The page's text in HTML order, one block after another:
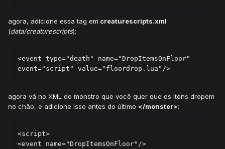
agora, adicione essa tag em creaturescripts.xml
(data/creaturescripts):
<event type="death" name="DropItemsOnFloor"
event="script" value="floordrop.lua"/>
agora vá no XML do monstro que você quer que os itens dropem
no chão, e adicione isso antes do último </monster>:
<script>
<event name="DropItemsOnFloor"/>